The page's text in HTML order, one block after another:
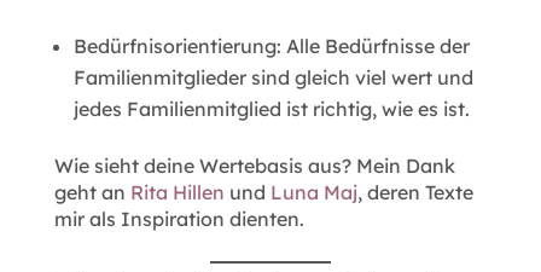
Bedürfnisorientierung: Alle Bedürfnisse der
Familienmitglieder sind gleich viel wert und
jedes Familienmitglied ist richtig, wie es ist.
Wie sieht deine Wertebasis aus? Mein Dank
geht an Rita Hillen und Luna Maj, deren Texte
mir als Inspiration dienten.